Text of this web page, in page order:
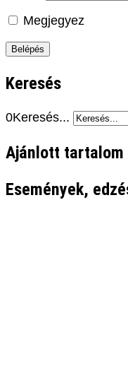
Megjegyez
Keresés
0Keresés...
Ajánlott tartalom
Események,